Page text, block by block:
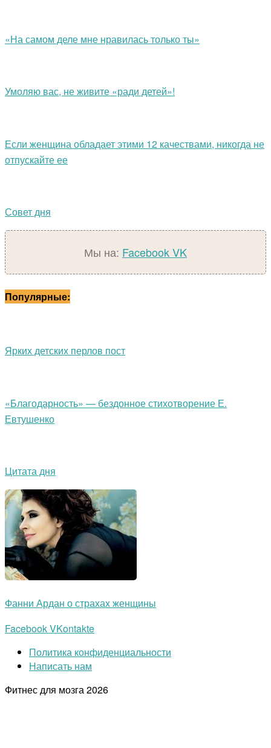
«На самом деле мне нравилась только ты»
Умоляю вас, не живите «ради детей»!
Если женщина обладает этими 12 качествами, никогда не
отпускайте ее
Совет дня
Мы на: FacebookVK
Популярные:
Ярких детских перлов пост
«Благодарность» — бездонное стихотворение Е.
Евтушенко
Цитата дня
Фанни Ардан о страхах женщины
FacebookVKontakte
Политика конфиденциальности
Написать нам
Фитнес для мозга2026